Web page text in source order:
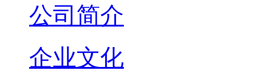
公司简介
企业文化